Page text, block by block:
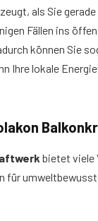
als Sie
Fällen ins
können Sie
Ihre lokale
bietet viele
für